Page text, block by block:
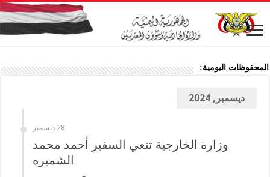
المحفوظات اليومية:
ديسمبر, 2024
28 ديسمبر
وزارة الخارجية تنعي السفير أحمد محمد
الشمبره